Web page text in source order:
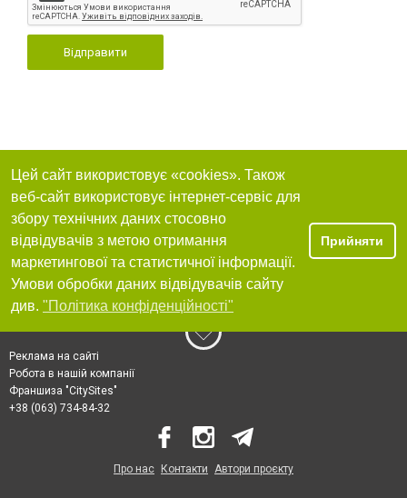
Відправити
Цей сайт використовує «cookies». Також
веб-сайт використовує інтернет-сервіс для
збору технічних даних стосовно
відвідувачів з метою отримання
маркетингової та статистичної інформації.
Умови обробки даних відвідувачів сайту
див. "Політика конфіденційності"
Прийняти
Реклама на сайті
Робота в нашій компанії
Франшиза "CitySites"
+38 (063) 734-84-32
Про нас Контакти Автори проєкту